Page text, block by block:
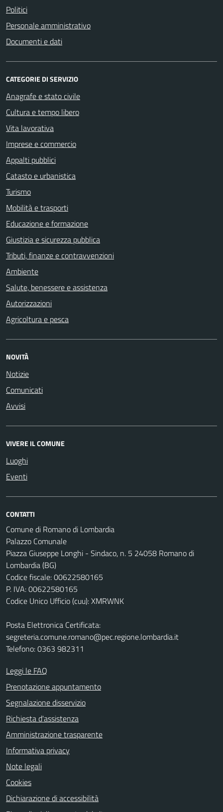
Politici
Personale amministrativo
Documenti e dati
CATEGORIE DI SERVIZIO
Anagrafe e stato civile
Cultura e tempo libero
Vita lavorativa
Imprese e commercio
Appalti pubblici
Catasto e urbanistica
Turismo
Mobilità e trasporti
Educazione e formazione
Giustizia e sicurezza pubblica
Tributi, finanze e contravvenzioni
Ambiente
Salute, benessere e assistenza
Autorizzazioni
Agricoltura e pesca
NOVITÀ
Notizie
Comunicati
Avvisi
VIVERE IL COMUNE
Luoghi
Eventi
CONTATTI
Comune di Romano di Lombardia
Palazzo Comunale
Piazza Giuseppe Longhi - Sindaco, n. 5 24058 Romano di
Lombardia (BG)
Codice fiscale: 00622580165
P. IVA: 00622580165
Codice Unico Ufficio (cuu): XMRWNK
Posta Elettronica Certificata:
segreteria.comune.romano@pec.regione.lombardia.it
Telefono: 0363 982311
Leggi le FAQ
Prenotazione appuntamento
Segnalazione disservizio
Richiesta d'assistenza
Amministrazione trasparente
Informativa privacy
Note legali
Cookies
Dichiarazione di accessibilità